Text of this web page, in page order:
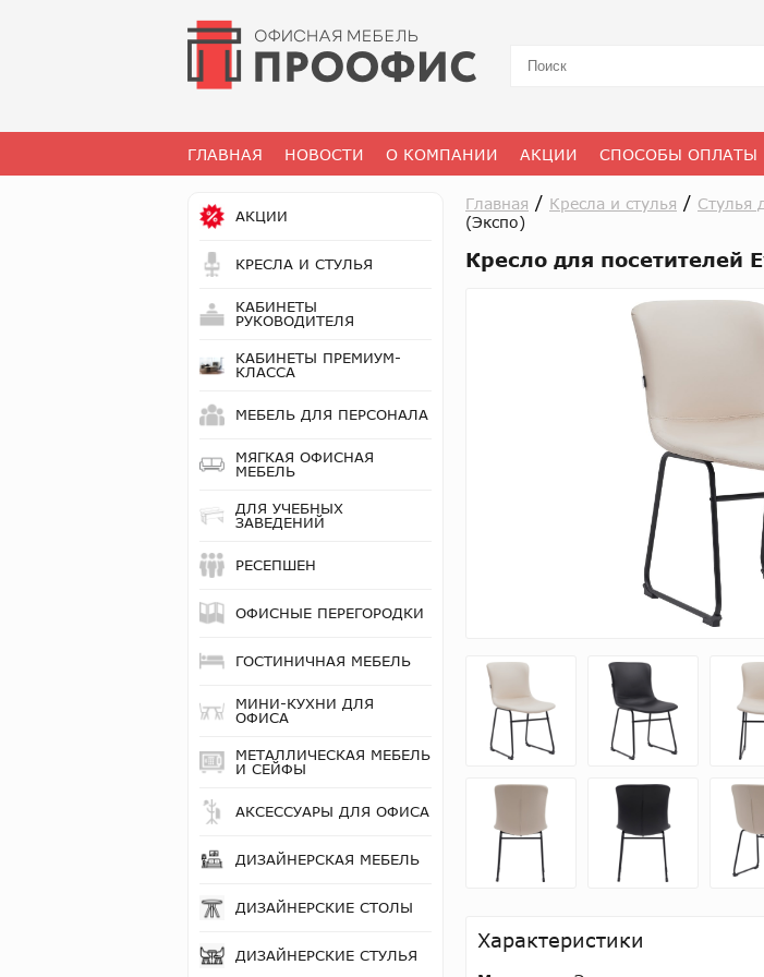
ГЛАВНАЯ НОВОСТИ О КОМПАНИИ АКЦИИ СПОСОБЫ ОПЛАТЫ
АКЦИИ
КРЕСЛА И СТУЛЬЯ
КАБИНЕТЫ
РУКОВОДИТЕЛЯ
КАБИНЕТЫ ПРЕМИУМ-
КЛАССА
МЕБЕЛЬ ДЛЯ ПЕРСОНАЛА
МЯГКАЯ ОФИСНАЯ
МЕБЕЛЬ
ДЛЯ УЧЕБНЫХ
ЗАВЕДЕНИЙ
РЕСЕПШЕН
ОФИСНЫЕ ПЕРЕГОРОДКИ
ГОСТИНИЧНАЯ МЕБЕЛЬ
МИНИ-КУХНИ ДЛЯ
ОФИСА
МЕТАЛЛИЧЕСКАЯ МЕБЕЛЬ
И СЕЙФЫ
АКСЕССУАРЫ ДЛЯ ОФИСА
ДИЗАЙНЕРСКАЯ МЕБЕЛЬ
ДИЗАЙНЕРСКИЕ СТОЛЫ
ДИЗАЙНЕРСКИЕ СТУЛЬЯ
Главная / Кресла и стулья / Стулья
(Экспо)
Кресло для посетителей
Характеристики